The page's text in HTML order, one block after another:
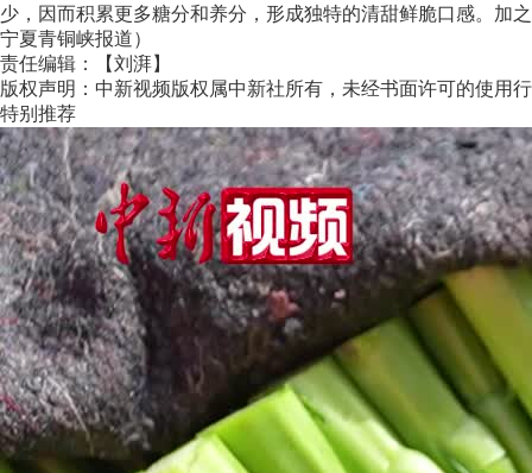
少，因而积累更多糖分和养分，形成独特的清甜鲜脆口感。加
宁夏青铜峡报道）
责任编辑：【刘湃】
版权声明：中新视频版权属中新社所有，未经书面许可的使用
特别推荐